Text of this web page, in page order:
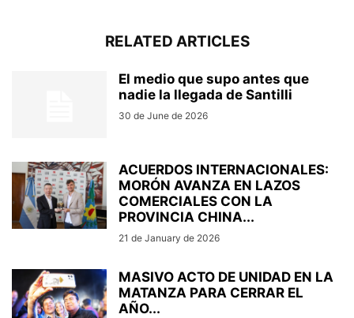
RELATED ARTICLES
El medio que supo antes que
nadie la llegada de Santilli
30 de June de 2026
ACUERDOS INTERNACIONALES:
MORÓN AVANZA EN LAZOS
COMERCIALES CON LA
PROVINCIA CHINA...
21 de January de 2026
MASIVO ACTO DE UNIDAD EN LA
MATANZA PARA CERRAR EL
AÑO...